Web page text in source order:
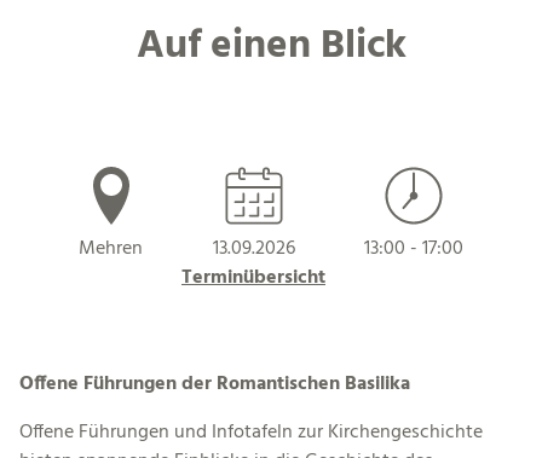
Auf einen Blick
Mehren
13.09.2026
Terminübersicht
13:00 - 17:00
Offene Führungen der Romantischen Basilika
Offene Führungen und Infotafeln zur Kirchengeschichte